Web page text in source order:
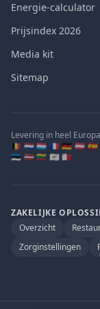
Energie-calculator
Prijsindex 2026
Media kit
Sitemap
Levering in heel Europa
🇧🇪 🇳🇱 🇱🇺 🇫🇷 🇩🇪 🇦🇹
🇪🇪 🇱🇻 🇱🇹 🇨🇾 🇲🇹
ZAKELIJKE
Overzicht
Zorginstellingen